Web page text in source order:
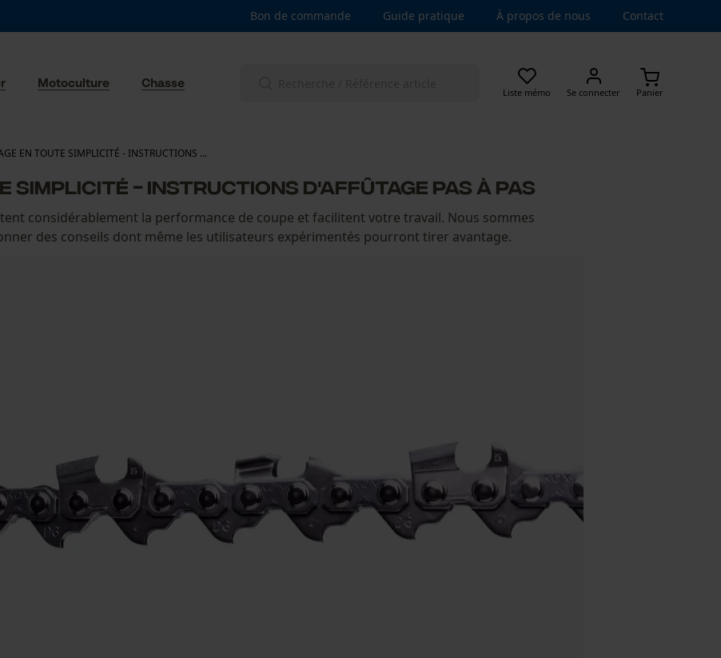
Bon de commande Guide pratique À propos de nous Contact
Liste mémo Se connecter Panier
Motoculture Chasse
EN TOUTE SIMPLICITÉ - INSTRUCTIONS ...
SIMPLICITÉ - INSTRUCTIONS D'AFFÛTAGE PAS À PAS
considérablement la performance de coupe et facilitent votre travail. Nous sommes
des conseils dont même les utilisateurs expérimentés pourront tirer avantage.